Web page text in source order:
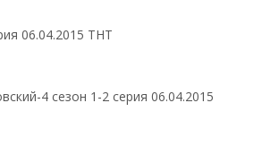
06.04.2015 ТНТ
4 сезон 1-2 серия 06.04.2015